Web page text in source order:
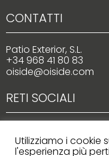
CONTATTI
Patio Exterior, S.L.
+34 968 41 80 83
oiside@oiside.com
RETI SOCIALI
Utilizziamo i cookie
l'esperienza più